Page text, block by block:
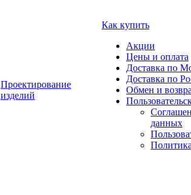
Проектирование
изделий
Как купить
Акции
Цены и оплата
Доставка по
Доставка по
Обмен и
данных